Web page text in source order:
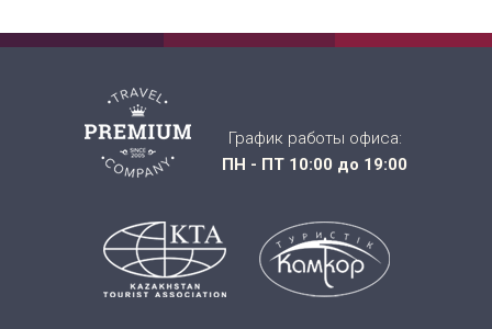
График работы офиса:
ПН - ПТ 10:00 до 19:00